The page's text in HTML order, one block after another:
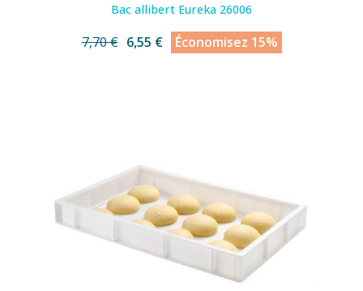
Bac allibert Eureka 26006
7,70 € 6,55 € Économisez 15%